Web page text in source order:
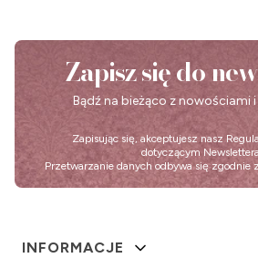
Zapisz się do
Bądź na bieżąco z nowościami
Zapisując się, akceptujesz nasz
dotyczącym
Przetwarzanie danych odbywa się zgodnie z
Linki w stopce
INFORMACJE